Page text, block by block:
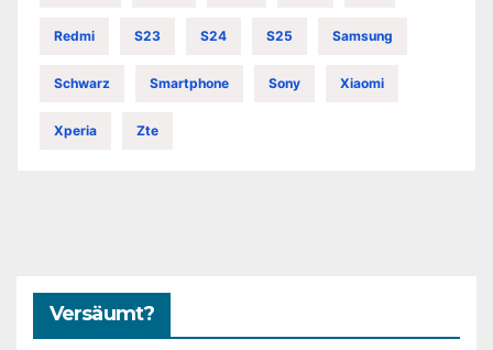
Redmi S23 S24 S25 Samsung
Schwarz Smartphone Sony Xiaomi
Xperia Zte
Versäumt?